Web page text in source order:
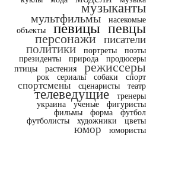
музыканты
мультфильмы
насекомые
объекты
певицы певцы
персонажи писатели
политики портреты
поэты
президенты
природа
продюсеры
птицы
растения режиссеры
рок сериалы собаки спорт
спортсмены сценаристы театр
телеведущие
тренеры
украина
ученые
фигуристы
фильмы
форма
футбол
футболисты
художники цветы
юмор юмористы